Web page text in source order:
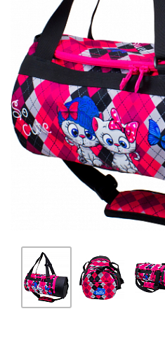
SCHOOL STANDARD
SKYNAME
РОЗПРОДАЖ